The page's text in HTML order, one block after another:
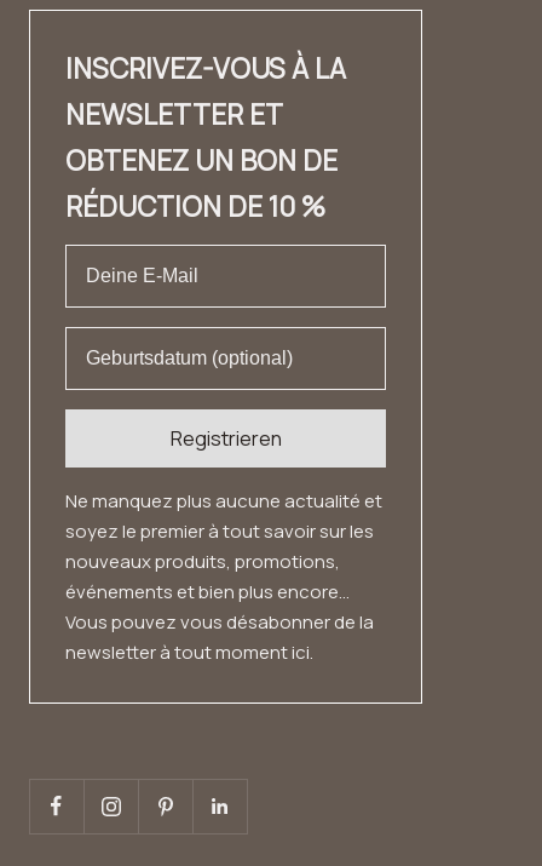
Lookbook
Témoignages
✨ Carrière ✨
Mentions légales
CONDITIONS GÉNÉRALES DE VENTE
Protection des données
Droit de rétractation
Distributeurs Contact
Fashion Cloud
Label privé
INSCRIVEZ-VOUS À LA
NEWSLETTER ET
OBTENEZ UN BON DE
RÉDUCTION DE 10 %
Registrieren
Ne manquez plus aucune actualité et
soyez le premier à tout savoir sur les
nouveaux produits, promotions,
événements et bien plus encore...
Vous pouvez vous désabonner de la
newsletter à tout moment ici.